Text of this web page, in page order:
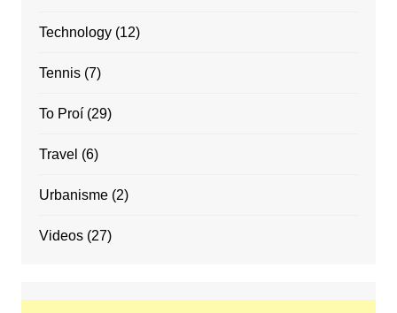
Technology(12)
Tennis(7)
To Proí(29)
Travel (6)
Urbanisme(2)
Videos(27)